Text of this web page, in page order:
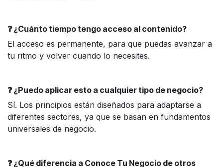
❓ ¿Cuánto tiempo tengo acceso al contenido?
El acceso es permanente, para que puedas avanzar a
tu ritmo y volver cuando lo necesites.
❓ ¿Puedo aplicar esto a cualquier tipo de negocio?
Sí. Los principios están diseñados para adaptarse a
diferentes sectores, ya que se basan en fundamentos
universales de negocio.
❓ ¿Qué diferencia a Conoce Tu Negocio de otros